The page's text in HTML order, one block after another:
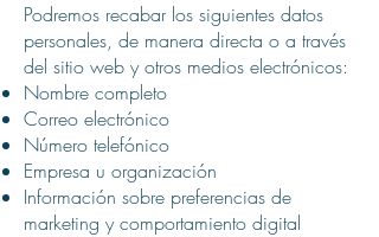
Podremos recabar los siguientes datos
personales, de manera directa o a través
del sitio web y otros medios electrónicos:
Nombre completo
Correo electrónico
Número telefónico
Empresa u organización
Información sobre preferencias de
marketing y comportamiento digital